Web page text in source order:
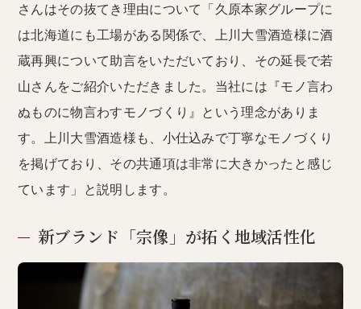
さんはその抜てき理由について「久原本家グループに
は北海道にも工場がある関係で、上川大雪酒造様に酒
蔵再興について助言をいただいており、その延長で若
山さんをご紹介いただきました。当社には『モノ言わ
ぬものに物言わすモノづくり』という理念がありま
す。上川大雪酒造様も、小仕込みで丁寧なモノづくり
を掲げており、その共通項は非常に大きかったと感じ
ています」と説明します。
新ブランド「宗像」が拓く地域活性化